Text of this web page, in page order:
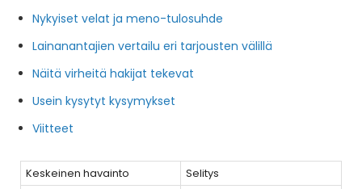
Nykyiset velat ja meno-tulosuhde
Lainanantajien vertailu eri tarjousten välillä
Näitä virheitä hakijat tekevat
Usein kysytyt kysymykset
Viitteet
Keskeinen havainto
Selitys